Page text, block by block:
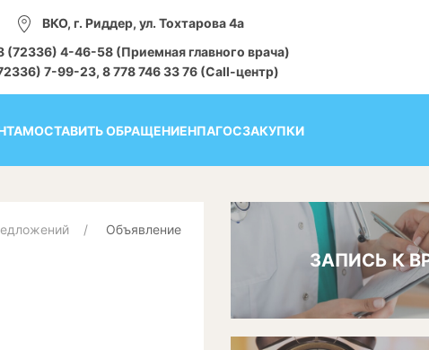
ВКО, г. Риддер, ул. Тохтарова 4а
(72336) 4-46-58 (Приемная главного врача)
7-99-23, 8 778 746 33 76 (Call-центр)
ОСТАВИТЬ ОБРАЩЕНИЕНПАГОСЗАКУПКИ
Объявление
ЗАПИСЬ К